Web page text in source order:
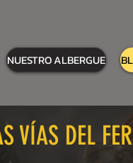
NUESTRO ALBERGUE
VÍAS DEL